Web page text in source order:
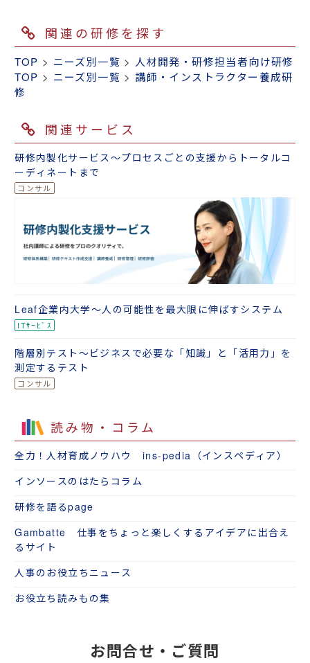
関連の研修を探す
TOP > ニーズ別一覧 > 人材開発・研修担当者向け研修
TOP > ニーズ別一覧 > 講師・インストラクター養成研
修
関連サービス
研修内製化サービス～プロセスごとの支援からトータルコ
ーディネートまで
Leaf企業内大学～人の可能性を最大限に伸ばすシステム
階層別テスト～ビジネスで必要な「知識」と「活用力」を
測定するテスト
読み物・コラム
全力！人材育成ノウハウ ins-pedia（インスペディア）
インソースのはたらコラム
研修を語るpage
Gambatte 仕事をちょっと楽しくするアイデアに出合え
るサイト
人事のお役立ちニュース
お役立ち読みもの集
お問合せ・ご質問